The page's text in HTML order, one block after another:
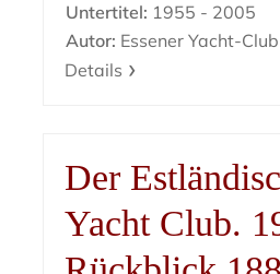
Untertitel: 1955 - 2005
Autor: Essener Yacht-
Details
Der
Yacht Club.